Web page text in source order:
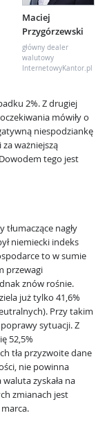
Maciej
Przygórzewski
główny dealer
walutowy
InternetowyKantor.pl
2%. Z drugiej
mówiły o
niespodziankę
ważniejszą
tego jest
nagły
niemiecki indeks
to w sumie
przewagi
znów rośnie.
już tylko 41,6%
Przy takim
sytuacji. Z
52,5%
tła przyzwoite dane
nie powinna
zyskała na
zmianach jest